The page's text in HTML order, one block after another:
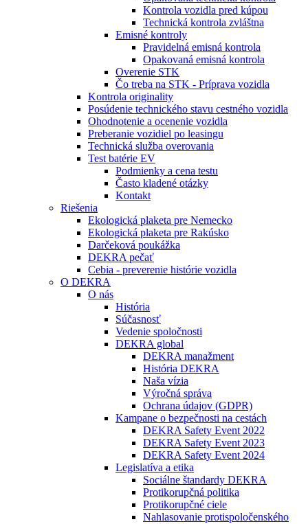
Kontrola vozidla pred kúpou
Technická kontrola zvláštna
Emisné kontroly
Pravidelná emisná kontrola
Opakovaná emisná kontrola
Overenie STK
Čo treba na STK - Príprava vozidla
Kontrola originality
Posúdenie technického stavu cestného vozidla
Ohodnotenie a ocenenie vozidla
Preberanie vozidiel po leasingu
Technická služba overovania
Test batérie EV
Podmienky a cena testu
Často kladené otázky
Kontakt
Riešenia
Ekologická plaketa pre Nemecko
Ekologická plaketa pre Rakúsko
Darčeková poukážka
DEKRA pečať
Cebia - preverenie histórie vozidla
O DEKRA
O nás
História
Súčasnosť
Vedenie spoločnosti
DEKRA global
DEKRA manažment
História DEKRA
Naša vízia
Výročná správa
Ochrana údajov (GDPR)
Kampane o bezpečnosti na cestách
DEKRA Safety Event 2022
DEKRA Safety Event 2023
DEKRA Safety Event 2024
Legislatíva a etika
Sociálne štandardy DEKRA
Protikorupčná politika
Protikorupčné ciele
Nahlasovanie protispoločenského